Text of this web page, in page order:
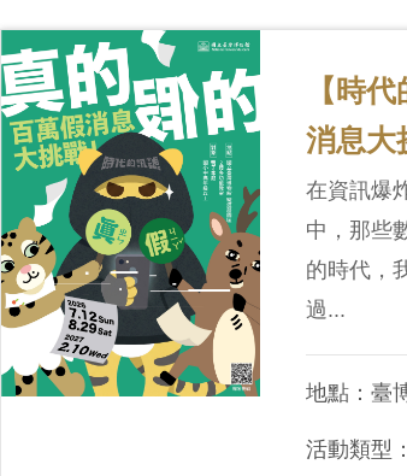
【時
消息大
在資訊爆
中，那些
的時代，
過...
地點：臺
活動類型